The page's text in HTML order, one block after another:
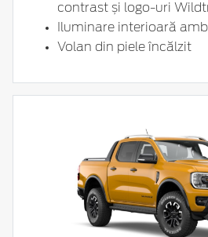
contrast și logo-uri
Iluminare interioară
Volan din piele încălzit